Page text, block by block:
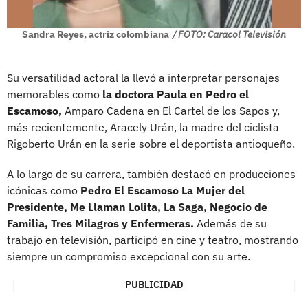
Sandra Reyes, actriz colombiana / FOTO: Caracol Televisión
Su versatilidad actoral la llevó a interpretar personajes
memorables como la doctora Paula en Pedro el
Escamoso, Amparo Cadena en El Cartel de los Sapos y,
más recientemente, Aracely Urán, la madre del ciclista
Rigoberto Urán en la serie sobre el deportista antioqueño.
A lo largo de su carrera, también destacó en producciones
icónicas como Pedro El Escamoso La Mujer del
Presidente, Me Llaman Lolita, La Saga, Negocio de
Familia, Tres Milagros y Enfermeras. Además de su
trabajo en televisión, participó en cine y teatro, mostrando
siempre un compromiso excepcional con su arte.
PUBLICIDAD